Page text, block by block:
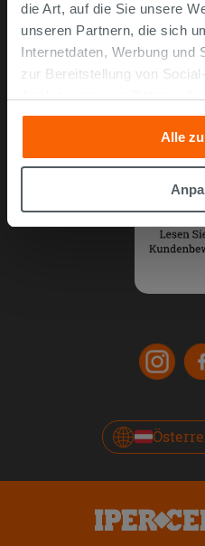
die Art, auf die Sie unsere
unseren Partnern, die sich
Internetdaten, Werbung und
zur Bereitstellung von
anderen Informationen, die
die sie aufgrund Ihrer
gesammelt haben,
möchten oder Ihre
Zustimmung kann durch
„Cookies akzeptieren“
nach der Installation der
Alle
Entwerfen Sie
Entdecken Sie